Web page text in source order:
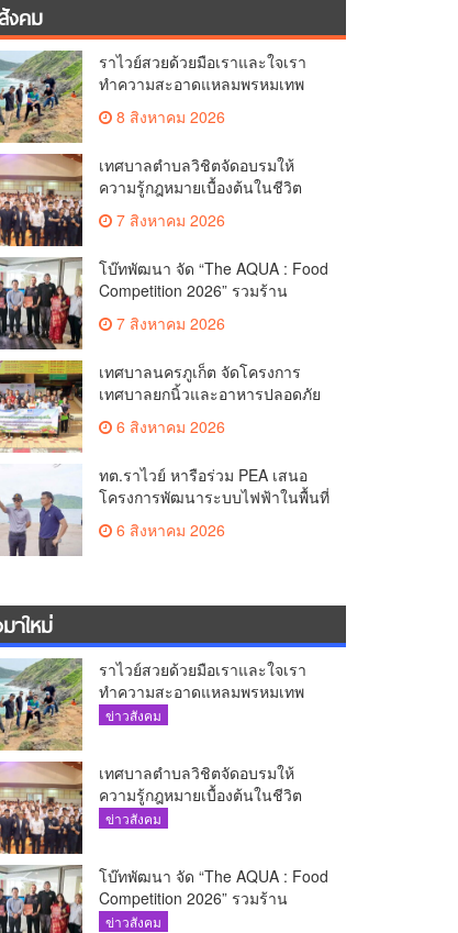
งคม
ราไวย์สวยด้วยมือเราและใจเรา
ทำความสะอาดแหลมพรหมเทพ
และแหล่งท่องเที่ยว
8 สิงหาคม 2026
เทศบาลตำบลวิชิตจัดอบรมให้
ความรู้กฎหมายเบื้องต้นในชีวิต
ประจำวันแก่เยาวชน
7 สิงหาคม 2026
โบ๊ทพัฒนา จัด “The AQUA : Food
Competition 2026” รวมร้าน
อาหารชั้นนำของ The Shopps at
The AQUA ชูศักยภาพ Food
7 สิงหาคม 2026
เทศบาลนครภูเก็ต จัดโครงการ
เทศบาลยกนิ้วและอาหารปลอดภัย
เพื่อสุขอนามัยผู้บริโภค
6 สิงหาคม 2026
ทต.ราไวย์ หารือร่วม PEA เสนอ
โครงการพัฒนาระบบไฟฟ้าในพื้นที่
เกาะโหลน
6 สิงหาคม 2026
าใหม่
ราไวย์สวยด้วยมือเราและใจเรา
ทำความสะอาดแหลมพรหมเทพ
และแหล่งท่องเที่ยว
ข่าวสังคม
เทศบาลตำบลวิชิตจัดอบรมให้
ความรู้กฎหมายเบื้องต้นในชีวิต
ประจำวันแก่เยาวชน
ข่าวสังคม
โบ๊ทพัฒนา จัด “The AQUA : Food
Competition 2026” รวมร้าน
อาหารชั้นนำของ The Shopps at
ข่าวสังคม